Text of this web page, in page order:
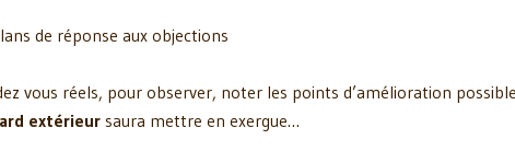
de réponse aux objections
vous réels, pour observer, noter les points d’amélioration
extérieur saura mettre en exergue…